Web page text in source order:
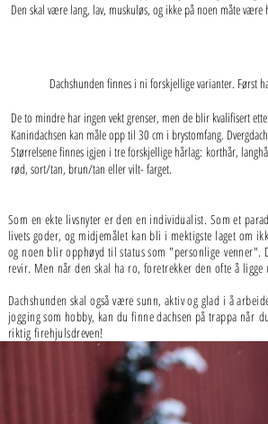
Den skal være lang, lav, muskuløs, og ikke på noen måte være
Dachshunden finnes i ni forskjellige varianter. Først
De to mindre har ingen vekt grenser, men de blir kvalifisert
Kanindachsen kan måle opp til 30 cm i brystomfang.
Størrelsene finnes igjen i tre forskjellige hårlag: korthår,
rød, sort/tan, brun/tan eller vilt- farget.
Som en ekte livsnyter er den en individualist. Som et
livets goder, og midjemålet kan bli i mektigste laget om
og noen blir opphøyd til status som "personlige venner".
revir. Men når den skal ha ro, foretrekker den ofte å
Dachshunden skal også være sunn, aktiv og glad i å
jogging som hobby, kan du finne dachsen på trappa når
riktig firehjulsdreven!